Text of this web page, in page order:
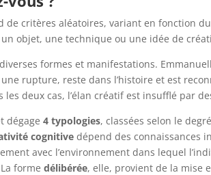
critères aléatoires, variant en fonction
objet, une technique ou une idée de
formes et manifestations.
une rupture, reste dans l’histoire et est
deux cas, l’élan créatif est insufflé par
dégage4 typologies, classées selon le
cognitive dépend des connaissances
avec l’environnement dans lequel
formedélibérée, elle, provient de la mise